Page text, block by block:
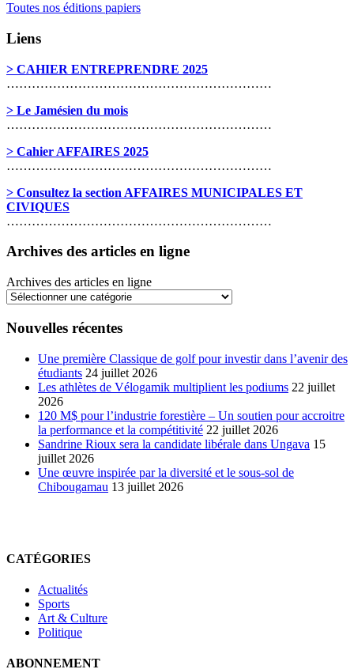
Toutes nos éditions papiers
Liens
> CAHIER ENTREPRENDRE 2025
………………………………………………………
> Le Jamésien du mois
………………………………………………………
> Cahier AFFAIRES 2025
………………………………………………………
> Consultez la section AFFAIRES MUNICIPALES ET
CIVIQUES
………………………………………………………
Archives des articles en ligne
Archives des articles en ligne
Nouvelles récentes
Une première Classique de golf pour investir dans l’avenir des
étudiants 24 juillet 2026
Les athlètes de Vélogamik multiplient les podiums 22 juillet
2026
120 M$ pour l’industrie forestière – Un soutien pour accroitre
la performance et la compétitivité 22 juillet 2026
Sandrine Rioux sera la candidate libérale dans Ungava 15
juillet 2026
Une œuvre inspirée par la diversité et le sous-sol de
Chibougamau 13 juillet 2026
CATÉGORIES
Actualités
Sports
Art & Culture
Politique
ABONNEMENT